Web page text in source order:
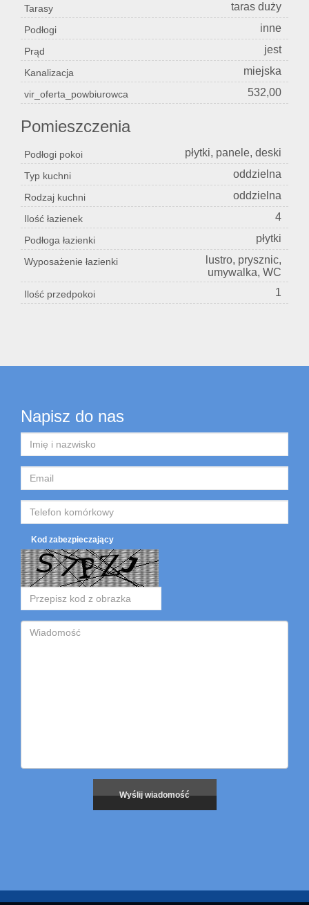
Tarasy taras duży
Podłogi inne
Prąd jest
Kanalizacja miejska
vir_oferta_powbiurowca 532,00
Pomieszczenia
Podłogi pokoi płytki, panele, deski
Typ kuchni oddzielna
Rodzaj kuchni oddzielna
Ilość łazienek 4
Podłoga łazienki płytki
Wyposażenie łazienki
lustro, prysznic,
umywalka, WC
Ilość przedpokoi 1
Napisz do nas
Kod zabezpieczający